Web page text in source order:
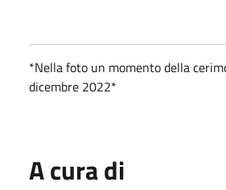
*Nella foto un momento della
dicembre 2022*
A cura di